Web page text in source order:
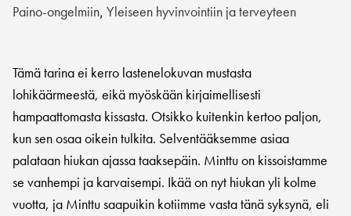
Paino-ongelmiin, Yleiseen hyvinvointiin ja terveyteen
Tämä tarina ei kerro lastenelokuvan mustasta
lohikäärmeestä, eikä myöskään kirjaimellisesti
hampaattomasta kissasta. Otsikko kuitenkin kertoo paljon,
kun sen osaa oikein tulkita. Selventääksemme asiaa
palataan hiukan ajassa taaksepäin. Minttu on kissoistamme
se vanhempi ja karvaisempi. Ikää on nyt hiukan yli kolme
vuotta, ja Minttu saapuikin kotiimme vasta tänä syksynä, eli